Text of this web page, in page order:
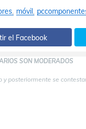
móvil
el Facebook
SON MODERADOS
y posteriormente se